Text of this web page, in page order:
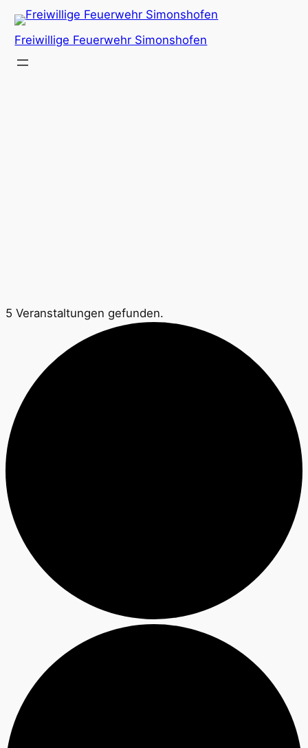
Freiwillige Feuerwehr Simonshofen
5 Veranstaltungen gefunden.